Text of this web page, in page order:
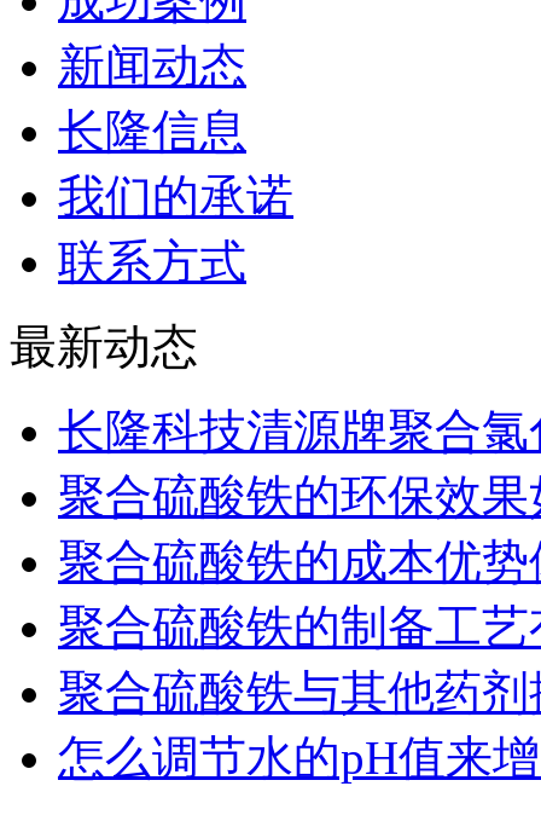
新闻动态
长隆信息
我们的承诺
联系方式
最新动态
长隆科技清源牌聚合
聚合硫酸铁的环保效
聚合硫酸铁的成本优
聚合硫酸铁的制备工
聚合硫酸铁与其他药
怎么调节水的pH值来